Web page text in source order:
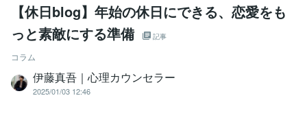
【休日blog】年始の休日にできる、恋愛をも
っと素敵にする準備
記事
コラム
伊藤真吾｜心理カウンセラー
2025/01/03 12:46